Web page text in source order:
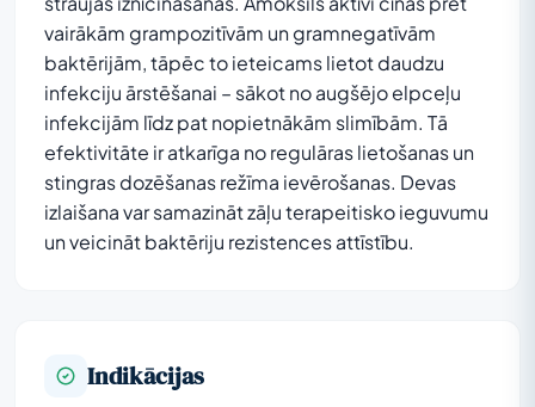
vairākām grampozitīvām un gramnegatīvām
baktērijām, tāpēc to ieteicams lietot daudzu
infekciju ārstēšanai – sākot no augšējo elpceļu
infekcijām līdz pat nopietnākām slimībām. Tā
efektivitāte ir atkarīga no regulāras lietošanas un
stingras dozēšanas režīma ievērošanas. Devas
izlaišana var samazināt zāļu terapeitisko ieguvumu
un veicināt baktēriju rezistences attīstību.
Indikācijas